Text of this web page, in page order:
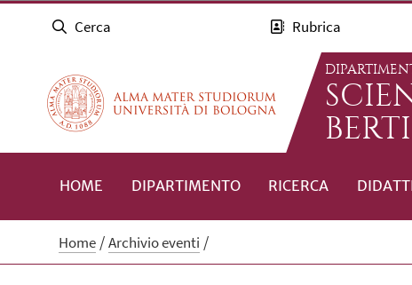
Cerca Rubrica
HOME DIPARTIMENTO RICERCA
Home Archivio eventi